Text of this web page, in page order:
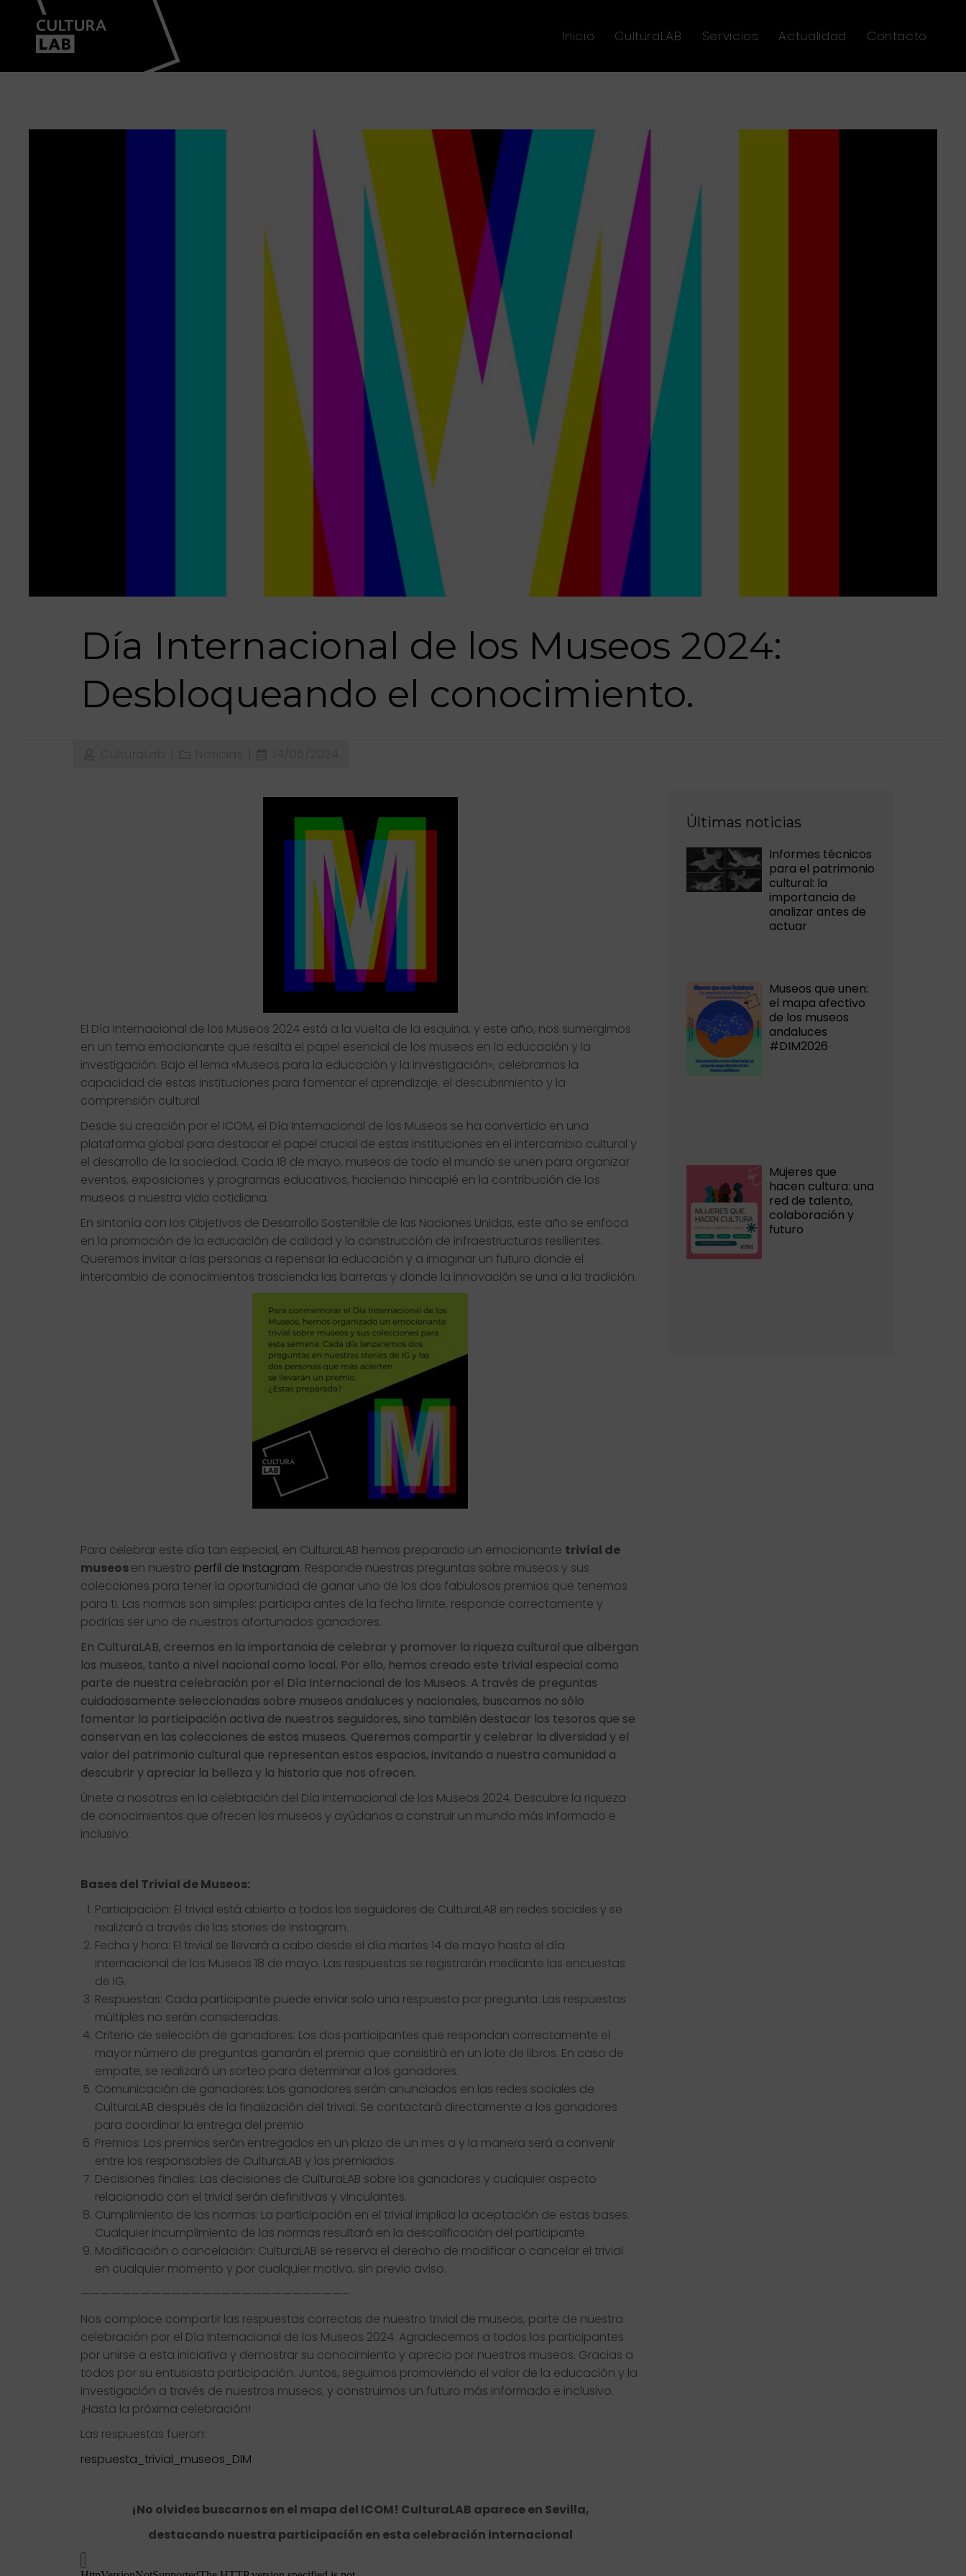
Inicio CulturaLAB Servicios Actualidad Contacto
Día Internacional de los Museos 2024:
Desbloqueando el conocimiento.
El Día Internacional de los Museos 2024 está a la vuelta de la esquina, y este año, nos sumergimos
en un tema emocionante que resalta el papel esencial de los museos en la educación y la
investigación. Bajo el lema «Museos para la educación y la investigación», celebramos la
capacidad de estas instituciones para fomentar el aprendizaje, el descubrimiento y la
comprensión cultural.
Desde su creación por el ICOM, el Día Internacional de los Museos se ha convertido en una
plataforma global para destacar el papel crucial de estas instituciones en el intercambio cultural y
el desarrollo de la sociedad. Cada 18 de mayo, museos de todo el mundo se unen para organizar
eventos, exposiciones y programas educativos, haciendo hincapié en la contribución de los
museos a nuestra vida cotidiana.
En sintonía con los Objetivos de Desarrollo Sostenible de las Naciones Unidas, este año se enfoca
en la promoción de la educación de calidad y la construcción de infraestructuras resilientes.
Queremos invitar a las personas a repensar la educación y a imaginar un futuro donde el
intercambio de conocimientos trascienda las barreras y donde la innovación se una a la tradición.
Para celebrar este día tan especial, en CulturaLAB hemos preparado un emocionante trivial de
museosen nuestro perfil de Instagram. Responde nuestras preguntas sobre museos y sus
colecciones para tener la oportunidad de ganar uno de los dos fabulosos premios que tenemos
para ti. Las normas son simples: participa antes de la fecha límite, responde correctamente y
podrías ser uno de nuestros afortunados ganadores.
En CulturaLAB, creemos en la importancia de celebrar y promover la riqueza cultural que albergan
los museos, tanto a nivel nacional como local. Por ello, hemos creado este trivial especial como
parte de nuestra celebración por el Día Internacional de los Museos. A través de preguntas
cuidadosamente seleccionadas sobre museos andaluces y nacionales, buscamos no sólo
fomentar la participación activa de nuestros seguidores, sino también destacar los tesoros que se
conservan en las colecciones de estos museos. Queremos compartir y celebrar la diversidad y el
valor del patrimonio cultural que representan estos espacios, invitando a nuestra comunidad a
descubrir y apreciar la belleza y la historia que nos ofrecen.
Únete a nosotros en la celebración del Día Internacional de los Museos 2024. Descubre la riqueza
de conocimientos que ofrecen los museos y ayúdanos a construir un mundo más informado e
inclusivo.
Bases del Trivial de Museos:
Participación: El trivial está abierto a todos los seguidores de CulturaLAB en redes sociales y se
realizará a través de las stories de Instagram.
Fecha y hora: El trivial se llevará a cabo desde el día martes 14 de mayo hasta el día
Internacional de los Museos 18 de mayo. Las respuestas se registrarán mediante las encuestas
de IG.
Respuestas: Cada participante puede enviar solo una respuesta por pregunta. Las respuestas
múltiples no serán consideradas.
Criterio de selección de ganadores: Los dos participantes que respondan correctamente el
mayor número de preguntas ganarán el premio que consistirá en un lote de libros. En caso de
empate, se realizará un sorteo para determinar a los ganadores.
Comunicación de ganadores: Los ganadores serán anunciados en las redes sociales de
CulturaLAB después de la finalización del trivial. Se contactará directamente a los ganadores
para coordinar la entrega del premio.
Premios: Los premios serán entregados en un plazo de un mes a y la manera será a convenir
entre los responsables de CulturaLAB y los premiados.
Decisiones finales: Las decisiones de CulturaLAB sobre los ganadores y cualquier aspecto
relacionado con el trivial serán definitivas y vinculantes.
Cumplimiento de las normas: La participación en el trivial implica la aceptación de estas bases.
Cualquier incumplimiento de las normas resultará en la descalificación del participante.
Modificación o cancelación: CulturaLAB se reserva el derecho de modificar o cancelar el trivial
en cualquier momento y por cualquier motivo, sin previo aviso.
——————————————————————————–
Nos complace compartir las respuestas correctas de nuestro trivial de museos, parte de nuestra
celebración por el Día Internacional de los Museos 2024. Agradecemos a todos los participantes
por unirse a esta iniciativa y demostrar su conocimiento y aprecio por nuestros museos. Gracias a
todos por su entusiasta participación. Juntos, seguimos promoviendo el valor de la educación y la
investigación a través de nuestros museos, y construimos un futuro más informado e inclusivo.
¡Hasta la próxima celebración!
Las respuestas fueron:
respuesta_trivial_museos_DIM
¡No olvides buscarnos en el mapa del ICOM! CulturaLAB aparece en Sevilla,
destacando nuestra participación en esta celebración internacional
Últimas noticias
Informes técnicos
para el patrimonio
cultural: la
importancia de
analizar antes de
actuar
Museos que unen:
el mapa afectivo
de los museos
andaluces
#DIM2026
Mujeres que
hacen cultura: una
red de talento,
colaboración y
futuro